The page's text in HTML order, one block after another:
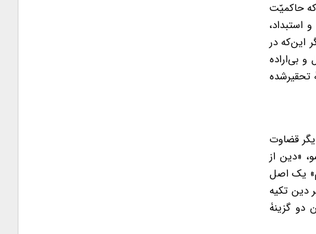
حاکمیّت
این‌که در
بی‌‌اراده
تحقیرشده
قضاوت
«دین از
یک اصل
دین تکیه
دو گزینۀ